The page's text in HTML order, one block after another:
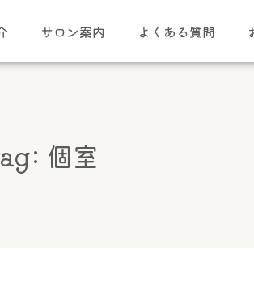
サロン案内 よくある質問
個室